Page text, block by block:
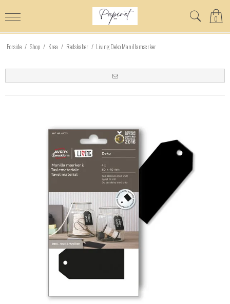
0
Forside / Shop / Krea / Redskaber / Living Deko Manillamærker